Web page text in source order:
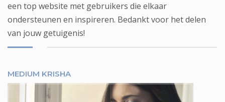
een top website met gebruikers die elkaar
ondersteunen en inspireren. Bedankt voor het delen
van jouw getuigenis!
MEDIUM KRISHA